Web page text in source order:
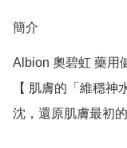
簡介
Albion 奧碧虹 藥用
【 肌膚的「維穩
沈，還原肌膚最初